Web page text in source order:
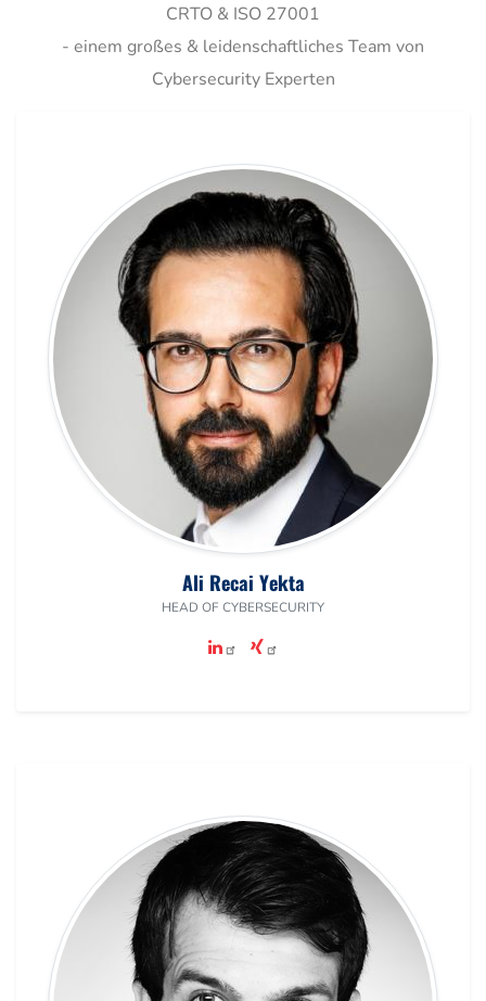
CRTO & ISO 27001
- einem großes & leidenschaftliches Team von
Cybersecurity Experten
Ali Recai Yekta
HEAD OF CYBERSECURITY